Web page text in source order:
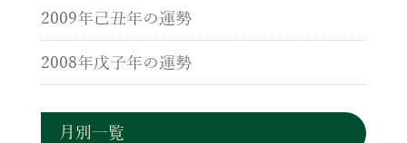
2009年己丑年の運勢
2008年戊子年の運勢
月別一覧